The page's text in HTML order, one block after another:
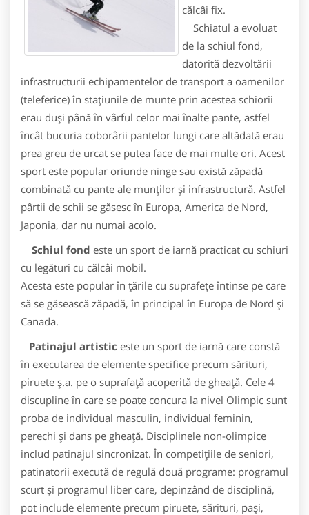
călcâi fix.
Schiatul a evoluat
de la schiul fond,
datorită dezvoltării
infrastructurii echipamentelor de transport a oamenilor
(teleferice) în stațiunile de munte prin acestea schiorii
erau duși până în vârful celor mai înalte pante, astfel
încât bucuria coborârii pantelor lungi care altădată erau
prea greu de urcat se putea face de mai multe ori. Acest
sport este popular oriunde ninge sau există zăpadă
combinată cu pante ale munților și infrastructură. Astfel
pârtii de schii se găsesc în Europa, America de Nord,
Japonia, dar nu numai acolo.
Schiul fond este un sport de iarnă practicat cu schiuri
cu legături cu călcâi mobil.
Acesta este popular în țările cu suprafețe întinse pe care
să se găsească zăpadă, în principal în Europa de Nord și
Canada.
Patinajul artistic este un sport de iarnă care constă
în executarea de elemente specifice precum sărituri,
piruete ș.a. pe o suprafață acoperită de gheață. Cele 4
discupline în care se poate concura la nivel Olimpic sunt
proba de individual masculin, individual feminin,
perechi și dans pe gheață. Disciplinele non-olimpice
includ patinajul sincronizat. În competițiile de seniori,
patinatorii execută de regulă două programe: programul
scurt și programul liber care, depinzând de disciplină,
pot include elemente precum piruete, sărituri, pași,